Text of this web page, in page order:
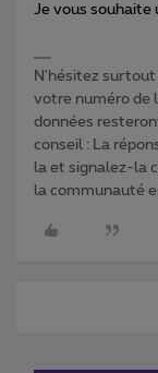
Je vous souhaite
N'hésitez
votre numéro de
données
conseil : La
la et signalez-la
la communauté